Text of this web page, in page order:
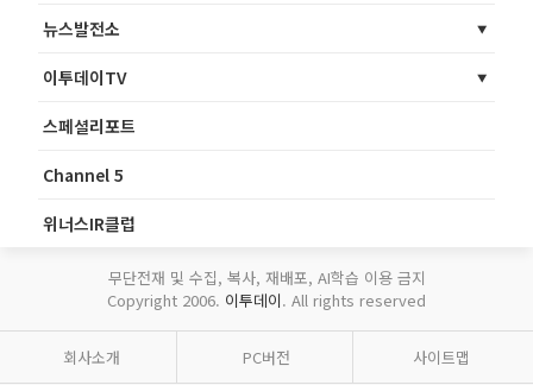
뉴스발전소
이투데이TV
스페셜리포트
Channel 5
위너스IR클럽
무단전재 및 수집, 복사, 재배포, AI학습 이용 금지
Copyright 2006. 이투데이. All rights reserved
회사소개 PC버전 사이트맵